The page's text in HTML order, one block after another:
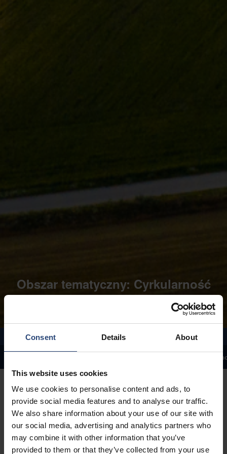
Consent Details About
This website uses cookies
We use cookies to personalise content and ads, to
provide social media features and to analyse our traffic.
We also share information about your use of our site with
our social media, advertising and analytics partners who
may combine it with other information that you’ve
provided to them or that they’ve collected from your use
Obszar tematyczny: Cyrkularność
Strategia
Dążenie do obiegu